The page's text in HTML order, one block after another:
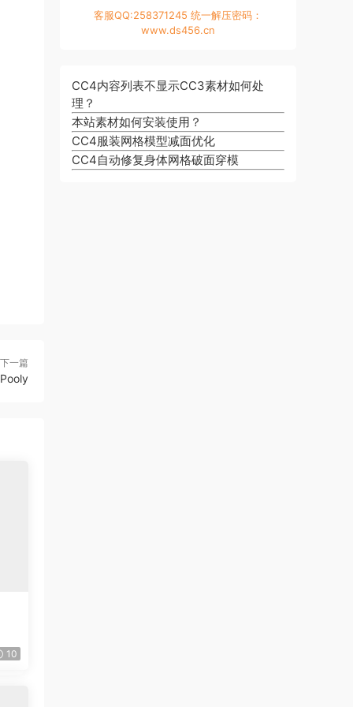
下一篇
10
客服QQ:258371245 统一解压密码：
www.ds456.cn
CC4内容列表不显示CC3素材如何处
理？
本站素材如何安装使用？
CC4服装网格模型减面优化
CC4自动修复身体网格破面穿模